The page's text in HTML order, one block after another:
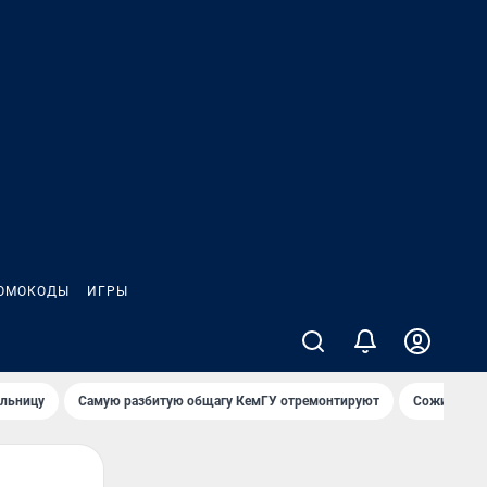
ИГРЫ
Самую разбитую общагу КемГУ отремонтируют